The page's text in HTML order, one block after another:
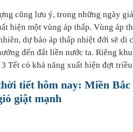
cũng lưu ý, trong những ngày
hiện một vùng áp thấp. Vùng áp
dự báo áp thấp nhiệt đới sẽ di
đến đất liền nước ta. Riêng
Tết có khả năng xuất hiện đợt
tiết hôm nay: Miền
giật mạnh